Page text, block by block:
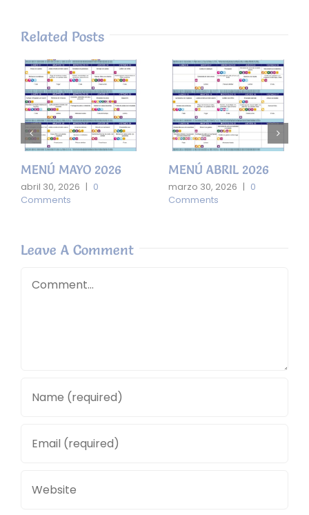
Related Posts
MENÚ MAYO 2026
abril 30, 2026 | 0
Comments
MENÚ ABRIL 2026
marzo 30, 2026 | 0
Comments
Leave A Comment